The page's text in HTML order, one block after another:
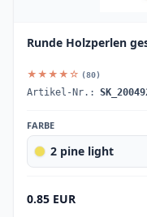
Runde Holzperlen
★★★★☆ (80)
Artikel-Nr.:
FARBE
2 pine light
0.85 EUR